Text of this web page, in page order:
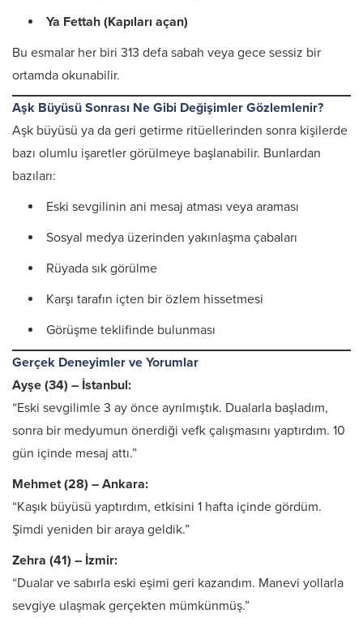
Ya Fettah (Kapıları açan)
Bu esmalar her biri 313 defa sabah veya gece sessiz bir
ortamda okunabilir.
Aşk Büyüsü Sonrası Ne Gibi Değişimler Gözlemlenir?
Aşk büyüsü ya da geri getirme ritüellerinden sonra kişilerde
bazı olumlu işaretler görülmeye başlanabilir. Bunlardan
bazıları:
Eski sevgilinin ani mesaj atması veya araması
Sosyal medya üzerinden yakınlaşma çabaları
Rüyada sık görülme
Karşı tarafın içten bir özlem hissetmesi
Görüşme teklifinde bulunması
Gerçek Deneyimler ve Yorumlar
Ayşe (34) – İstanbul:
“Eski sevgilimle 3 ay önce ayrılmıştık. Dualarla başladım,
sonra bir medyumun önerdiği vefk çalışmasını yaptırdım. 10
gün içinde mesaj attı.”
Mehmet (28) – Ankara:
“Kaşık büyüsü yaptırdım, etkisini 1 hafta içinde gördüm.
Şimdi yeniden bir araya geldik.”
Zehra (41) – İzmir:
“Dualar ve sabırla eski eşimi geri kazandım. Manevi yollarla
sevgiye ulaşmak gerçekten mümkünmüş.”